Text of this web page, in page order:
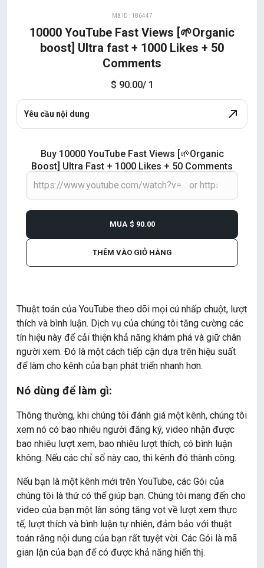
Mã ID : 186447
10000 YouTube Fast Views [🌱Organic
boost] Ultra fast + 1000 Likes + 50
Comments
$ 90.00/ 1
Yêu cầu nội dung
Buy 10000 YouTube Fast Views [🌱Organic
Boost] Ultra Fast + 1000 Likes + 50 Comments
THÊM VÀO GIỎ HÀNG
MUA $ 90.00
Thuật toán của YouTube theo dõi mọi cú nhấp chuột, lượt
thích và bình luận. Dịch vụ của chúng tôi tăng cường các
tín hiệu này để cải thiện khả năng khám phá và giữ chân
người xem. Đó là một cách tiếp cận dựa trên hiệu suất
để làm cho kênh của bạn phát triển nhanh hơn.
Nó dùng để làm gì:
Thông thường, khi chúng tôi đánh giá một kênh, chúng tôi
xem nó có bao nhiêu người đăng ký, video nhận được
bao nhiêu lượt xem, bao nhiêu lượt thích, có bình luận
không. Nếu các chỉ số này cao, thì kênh đó thành công.
Nếu bạn là một kênh mới trên YouTube, các Gói của
chúng tôi là thứ có thể giúp bạn. Chúng tôi mang đến cho
video của bạn một làn sóng tăng vọt về lượt xem thực
tế, lượt thích và bình luận tự nhiên, đảm bảo với thuật
toán rằng nội dung của bạn rất tuyệt vời. Các Gói là mã
gian lận của bạn để có được khả năng hiển thị.